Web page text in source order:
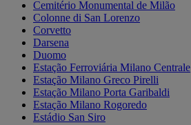
Cemitério Monumental de Milão
Colonne di San Lorenzo
Corvetto
Darsena
Duomo
Estação Ferroviária Milano Centrale
Estação Milano Greco Pirelli
Estação Milano Porta Garibaldi
Estação Milano Rogoredo
Estádio San Siro